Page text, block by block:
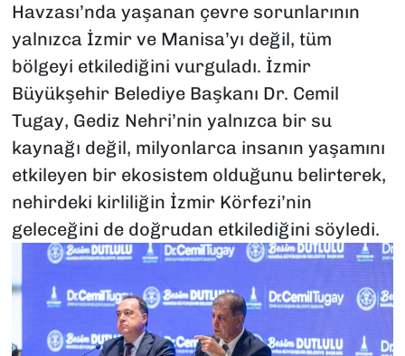
Havzası’nda yaşanan çevre sorunlarının
yalnızca İzmir ve Manisa’yı değil, tüm
bölgeyi etkilediğini vurguladı. İzmir
Büyükşehir Belediye Başkanı Dr. Cemil
Tugay, Gediz Nehri’nin yalnızca bir su
kaynağı değil, milyonlarca insanın yaşamını
etkileyen bir ekosistem olduğunu belirterek,
nehirdeki kirliliğin İzmir Körfezi’nin
geleceğini de doğrudan etkilediğini söyledi.